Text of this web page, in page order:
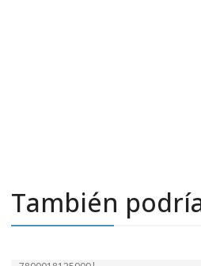
También